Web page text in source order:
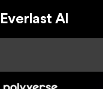
Everlast AI